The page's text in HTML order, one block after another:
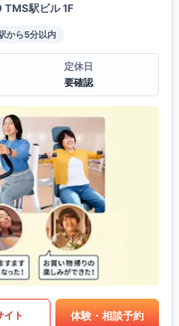
TMS駅ビル 1F
から5分以内
定休日
要確認
イト 体験・相談予約